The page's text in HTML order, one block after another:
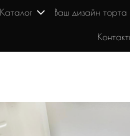
Каталог Ваш дизайн торта